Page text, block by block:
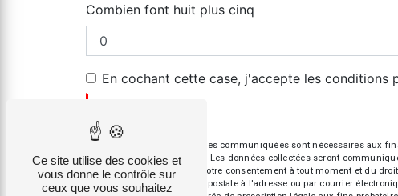
Combien font huit plus cinq
En cochant cette case, j'accepte les conditions
** Les données personnelles communiquées sont nécessaires aux
répondre à votre message. Les données collectées seront
d’opposition, de retrait de votre consentement à tout moment et du
exercer ces droits par voie postale à l'adresse ou par courrier
Ce site utilise des cookies et
vous donne le contrôle sur
ceux que vous souhaitez